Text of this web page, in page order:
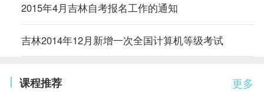
2015年4月吉林自考报名工作的通知
吉林2014年12月新增一次全国计算机等级考试
更多
课程推荐